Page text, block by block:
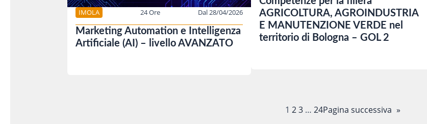
IMOLA 24 Ore Dal 28/04/2026
Marketing Automation e Intelligenza
Artificiale (AI) – livello AVANZATO
AGRICOLTURA, AGROINDUSTRIA
E MANUTENZIONE VERDE nel
territorio di Bologna – GOL 2
1 23 … 24Pagina successiva »